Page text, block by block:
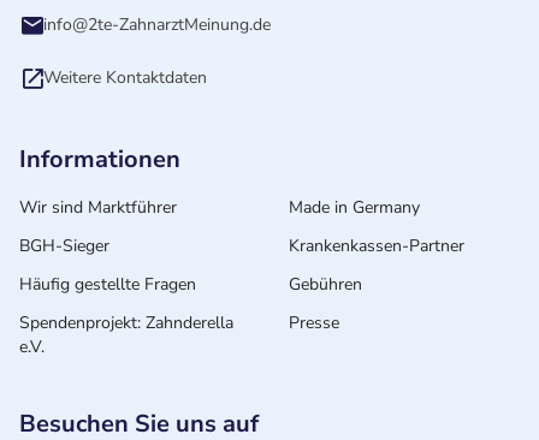
info@2te-ZahnarztMeinung.de
Weitere Kontaktdaten
Informationen
Wir sind Marktführer
Made in Germany
BGH-Sieger
Krankenkassen-Partner
Häufig gestellte Fragen
Gebühren
Spendenprojekt: Zahnderella
e.V.
Presse
Besuchen Sie uns auf